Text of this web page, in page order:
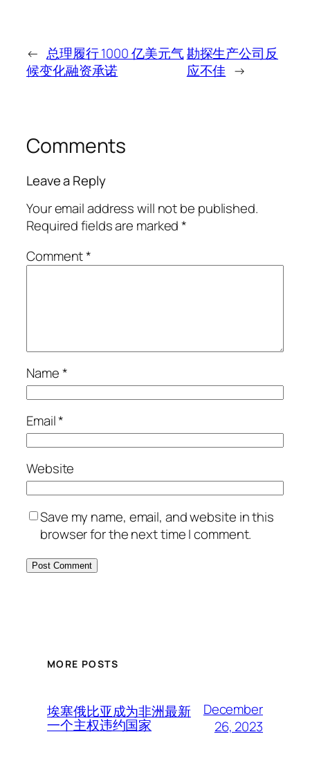
← 总理履行 1000 亿美元气
候变化融资承诺
勘探生产公司反
应不佳 →
Comments
Leave a Reply
Your email address will not be published.
Required fields are marked*
Comment*
Name*
Email*
Website
Save my name, email, and website in this
browser for the next time I comment.
MORE POSTS
埃塞俄比亚成为非洲最新
一个主权违约国家
December
26, 2023